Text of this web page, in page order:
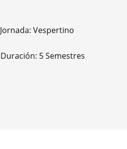
Jornada: Vespertino
Duración: 5 Semestres